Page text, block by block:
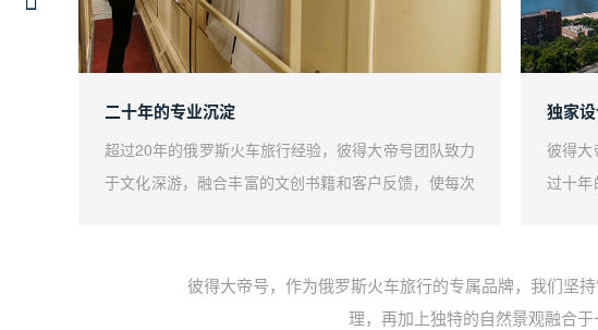
二十年的专业沉淀
超过20年的俄罗斯火车旅行经验，彼得大帝号团队致力
于文化深游，融合丰富的文创书籍和客户反馈，使每次
独家
彼得大
过十年
俄罗斯
彼得大帝号，作为俄罗斯火车旅行的专属品牌，我们坚
理，再加上独特的自然景观融合